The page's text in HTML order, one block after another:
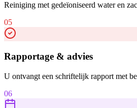
Reiniging met gedeïoniseerd water en
05
Rapportage & advies
U ontvangt een schriftelijk rapport met
06